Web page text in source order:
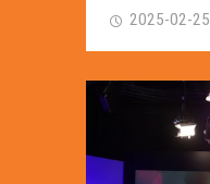
2025-02-25